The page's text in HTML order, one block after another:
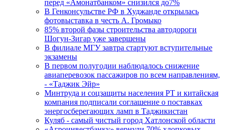
перед «Амонатбанком» снизился до7%
В Генконсульстве РФ в Худжанде открылась
фотовыставка в честь А. Громыко
85% второй фазы строительства автодороги
Шогун-Зигар уже завершены
В филиале МГУ завтра стартуют вступительные
экзамены
В первом полугодии наблюдалось снижение
авиаперевозок пассажиров по всем направлениям,
- «Таджик Эйр»
Минтруда и соцзащиты населения РТ и китайская
компания подписали соглашение о поставках
энергосберегающих ламп в Таджикистан
Куляб - самый чистый город Хатлонской области